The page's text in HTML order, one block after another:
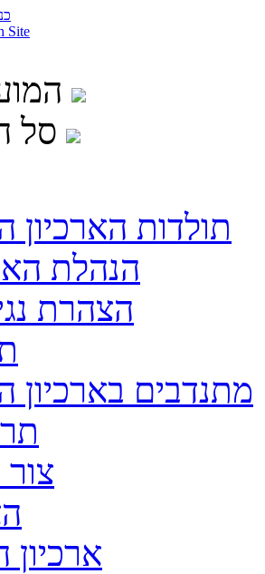
Site
סל
תולדות הארכיון
הנהלת
הצהרת
מתנדבים בארכיון
ארכיון